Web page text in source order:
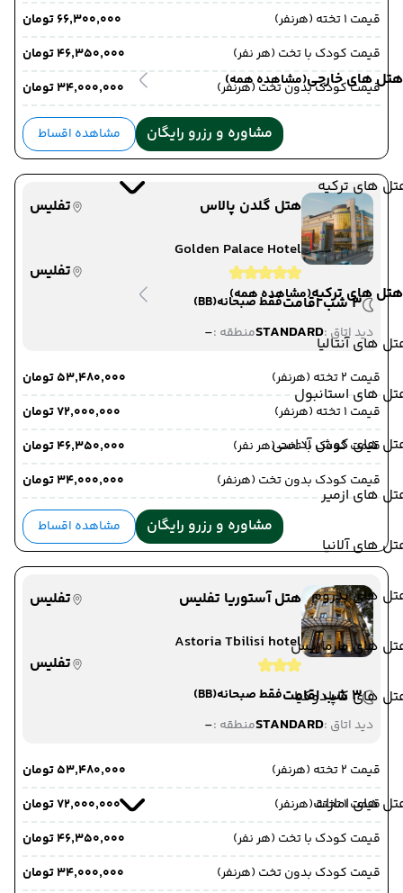
هتل های خارجی(مشاهده همه)
های ترکیه
هتل های ترکیه(مشاهده همه)
های آنتالیا
های استانبول
های کوش آداسی
های ازمیر
های آلانیا
های بدروم
های مارماریس
های کاپادوکیا
های امارات
قیمت 1 تخته (هرنفر)
۶۶٬۳۰۰٬۰۰۰ تومان
قیمت کودک با تخت (هر نفر)
۴۶٬۳۵۰٬۰۰۰ تومان
قیمت کودک بدون تخت (هرنفر)
۳۴٬۰۰۰٬۰۰۰ تومان
مشاوره و رزرو رایگان مشاهده اقساط
هتل گلدن پالاس
تفلیس
Golden Palace Hotel
تفلیس
3 شب اقامت
فقط صبحانه(BB)
دید اتاق :STANDARDمنطقه :-
قیمت 2 تخته (هرنفر)
۵۳٬۴۸۰٬۰۰۰ تومان
قیمت 1 تخته (هرنفر)
۷۲٬۰۰۰٬۰۰۰ تومان
قیمت کودک با تخت (هر نفر)
۴۶٬۳۵۰٬۰۰۰ تومان
قیمت کودک بدون تخت (هرنفر)
۳۴٬۰۰۰٬۰۰۰ تومان
مشاوره و رزرو رایگان مشاهده اقساط
هتل آستوریا تفلیس
تفلیس
Astoria Tbilisi hotel
تفلیس
3 شب اقامت
فقط صبحانه(BB)
دید اتاق :STANDARDمنطقه :-
قیمت 2 تخته (هرنفر)
۵۳٬۴۸۰٬۰۰۰ تومان
قیمت 1 تخته (هرنفر)
۷۲٬۰۰۰٬۰۰۰ تومان
قیمت کودک با تخت (هر نفر)
۴۶٬۳۵۰٬۰۰۰ تومان
قیمت کودک بدون تخت (هرنفر)
۳۴٬۰۰۰٬۰۰۰ تومان